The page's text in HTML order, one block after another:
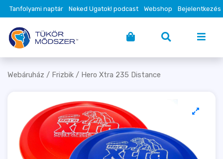
Tanfolyami naptár Neked Ugatok! podcast Webshop Bejelentkezés
Webáruház / Frizbik / Hero Xtra 235 Distance